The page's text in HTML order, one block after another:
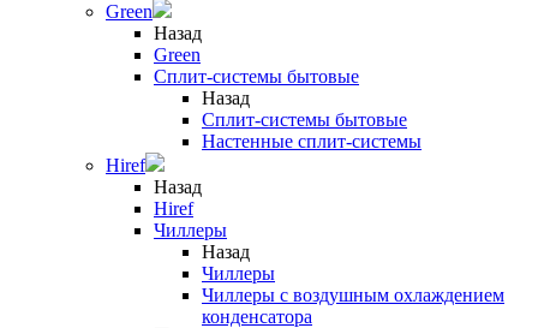
Green
Назад
Green
Сплит-системы бытовые
Назад
Сплит-системы бытовые
Настенные сплит-системы
Hiref
Назад
Hiref
Чиллеры
Назад
Чиллеры
Чиллеры с воздушным охлаждением
конденсатора